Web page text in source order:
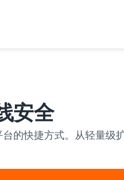
安全
的快捷方式。从轻量级